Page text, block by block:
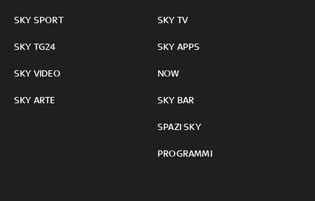
SKY SPORT
SKY TG24
SKY VIDEO
SKY ARTE
SKY TV
SKY APPS
NOW
SKY BAR
SPAZI SKY
PROGRAMMI